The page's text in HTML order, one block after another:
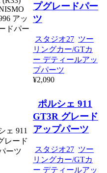
プグレードパー
ツ
スタジオ27 ツー
リングカー/GTカ
ー デティールアッ
プパーツ
¥2,090
ポルシェ 911
GT3R グレード
アップパーツ
スタジオ27 ツー
リングカー/GTカ
ー デティールアッ